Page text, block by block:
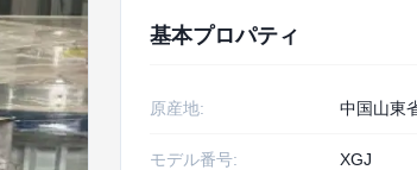
基本プロパティ
原産地: 中国山東
モデル番号: XGJ